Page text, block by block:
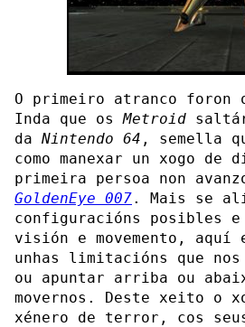
O primeiro atranco foron
Inda que osMetroid
da Nintendo 64 , semella
como manexar un xogo de
primeira persoa non
GoldenEye 007. Mais se
configuracións posibles
visión e movemento, aquí
unhas limitacións que
ou apuntar arriba ou
movernos. Deste xeito o
xénero de terror, cos